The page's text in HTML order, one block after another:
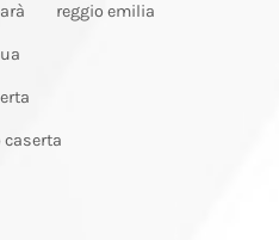
reggio emilia